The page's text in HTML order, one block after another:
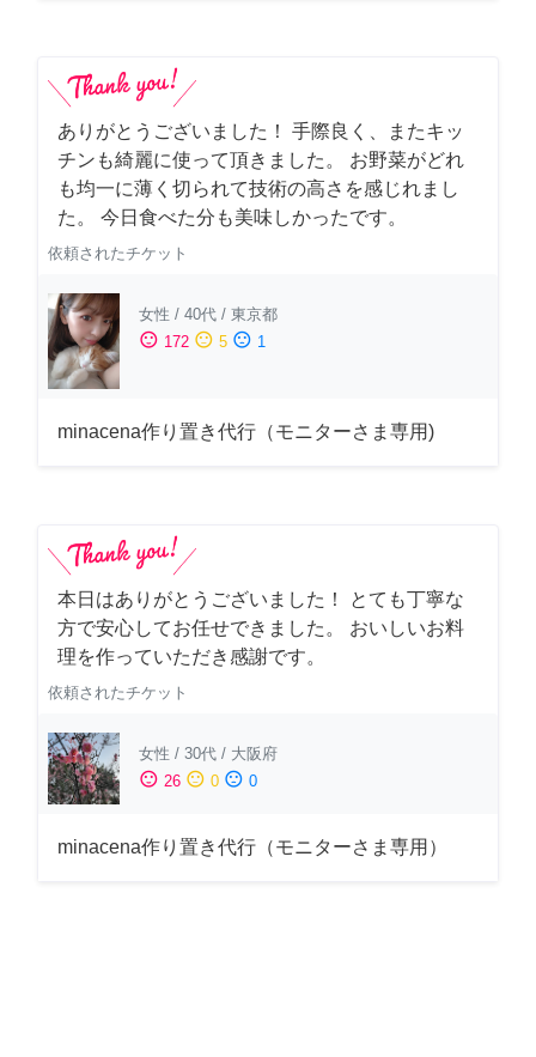
ありがとうございました！ 手際良く、またキッ
チンも綺麗に使って頂きました。 お野菜がどれ
も均一に薄く切られて技術の高さを感じれまし
た。 今日食べた分も美味しかったです。
依頼されたチケット
女性 / 40代 / 東京都
sentiment_satisfied 172 sentiment_neutral 5 sentiment_dissatisfied 1
minacena作り置き代行（モニターさま専用)
本日はありがとうございました！ とても丁寧な
方で安心してお任せできました。 おいしいお料
理を作っていただき感謝です。
依頼されたチケット
女性 / 30代 / 大阪府
sentiment_satisfied 26 sentiment_neutral 0 sentiment_dissatisfied 0
minacena作り置き代行（モニターさま専用）